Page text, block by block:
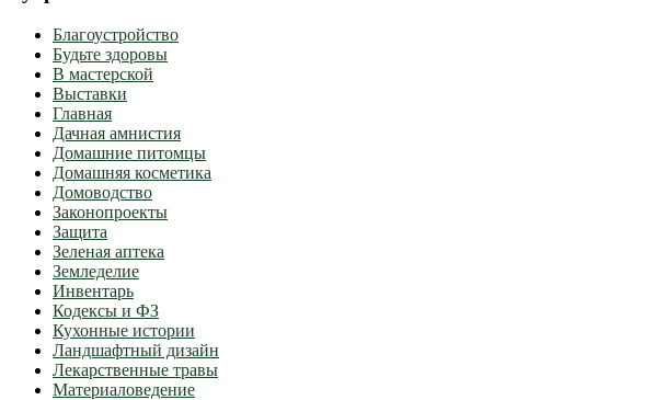
Благоустройство
Будьте здоровы
В мастерской
Выставки
Главная
Дачная амнистия
Домашние питомцы
Домашняя косметика
Домоводство
Законопроекты
Защита
Зеленая аптека
Земледелие
Инвентарь
Кодексы и ФЗ
Кухонные истории
Ландшафтный дизайн
Лекарственные травы
Материаловедение